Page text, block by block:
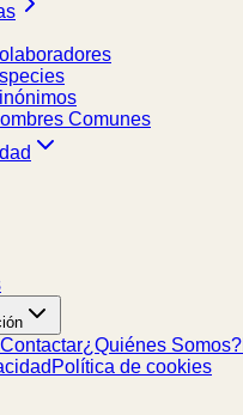
Comunes
Contactar¿Quiénes Somos?
Política de cookies